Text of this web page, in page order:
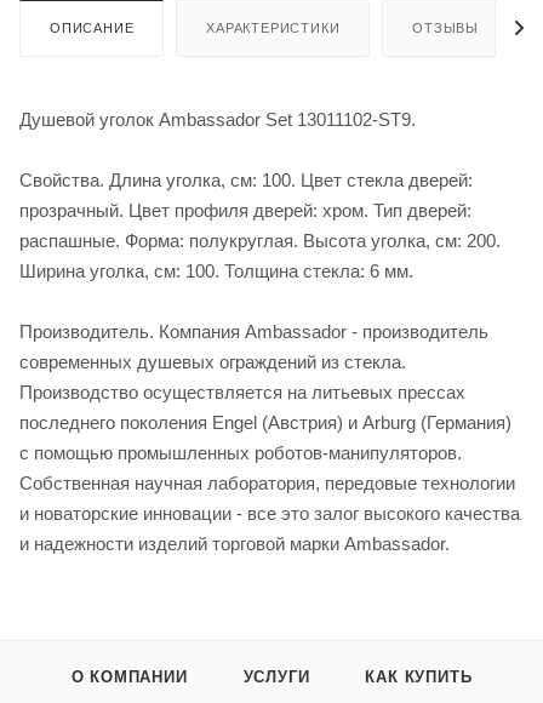
ОПИСАНИЕ ХАРАКТЕРИСТИКИ ОТЗЫВЫ
Душевой уголок Ambassador Set 13011102-ST9.
Свойства. Длина уголка, см: 100. Цвет стекла дверей:
прозрачный. Цвет профиля дверей: хром. Тип дверей:
распашные. Форма: полукруглая. Высота уголка, см: 200.
Ширина уголка, см: 100. Толщина стекла: 6 мм.
Производитель. Компания Ambassador - производитель
современных душевых ограждений из стекла.
Производство осуществляется на литьевых прессах
последнего поколения Engel (Австрия) и Arburg (Германия)
с помощью промышленных роботов-манипуляторов.
Собственная научная лаборатория, передовые технологии
и новаторские инновации - все это залог высокого качества
и надежности изделий торговой марки Ambassador.
О КОМПАНИИ УСЛУГИ КАК КУПИТЬ